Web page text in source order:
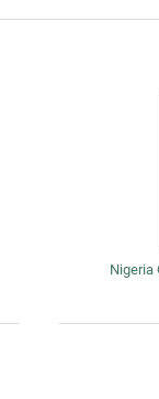
Nigeria